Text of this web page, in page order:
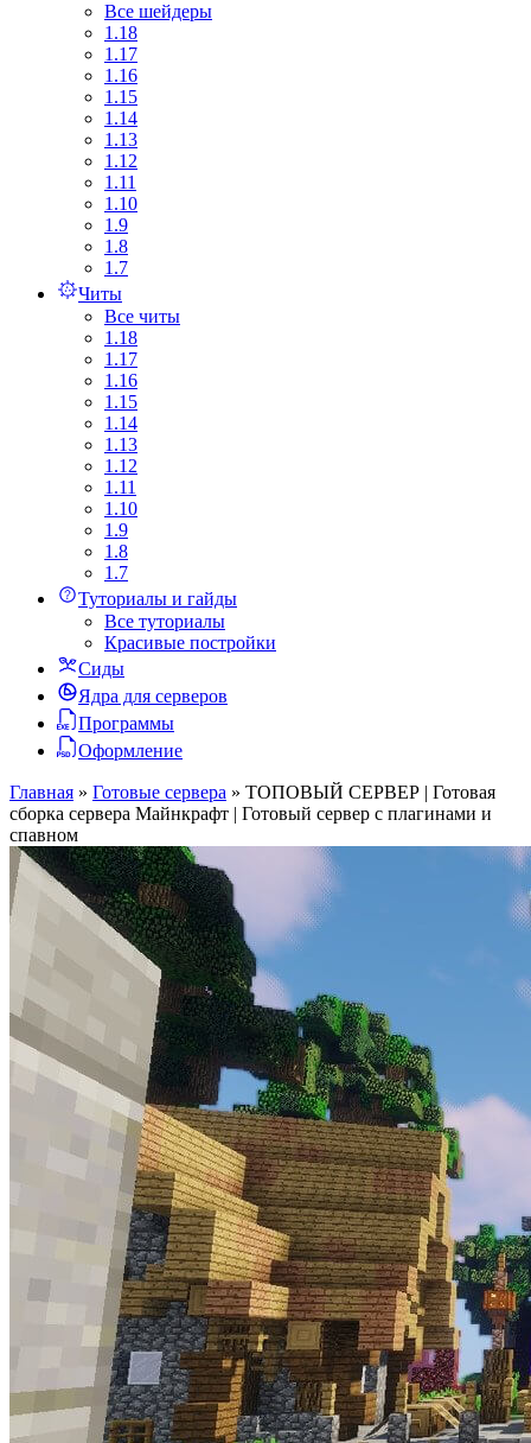
Все шейдеры
1.18
1.17
1.16
1.15
1.14
1.13
1.12
1.11
1.10
1.9
1.8
1.7
Читы
Все читы
1.18
1.17
1.16
1.15
1.14
1.13
1.12
1.11
1.10
1.9
1.8
1.7
Туториалы и гайды
Все туториалы
Красивые постройки
Сиды
Ядра для серверов
Программы
Оформление
Главная » Готовые сервера » ТОПОВЫЙ СЕРВЕР | Готовая
сборка сервера Майнкрафт | Готовый сервер с плагинами и
спавном